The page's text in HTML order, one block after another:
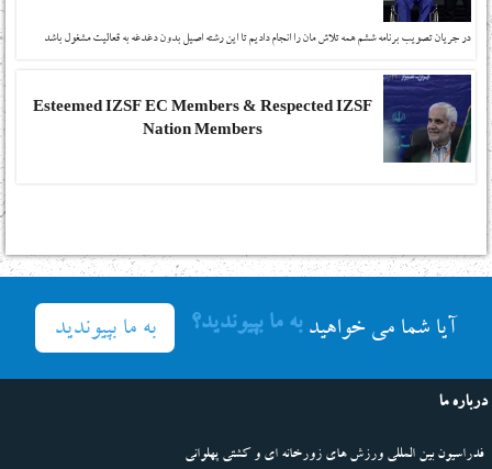
در جريان تصويب برنامه ششم همه تلاش مان را انجام داديم تا اين رشته اصيل بدون دغدغه به قعاليت مشغول باشد
Esteemed IZSF EC Members & Respected IZSF
Nation Members
آیا شما می خواهیدبه ما بپیوندید؟ به ما بپیوندید
درباره ما
فدراسیون بین المللی ورزش های زورخانه ای و کشتی پهلوانی